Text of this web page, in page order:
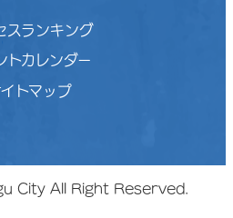
スランキング
トカレンダー
トマップ
City All Right Reserved.